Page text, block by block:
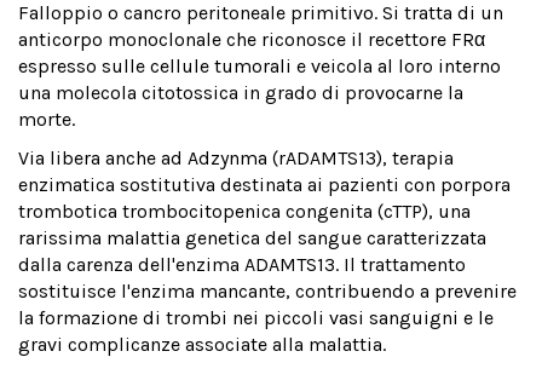
Falloppio o cancro peritoneale primitivo. Si tratta di un
anticorpo monoclonale che riconosce il recettore FRα
espresso sulle cellule tumorali e veicola al loro interno
una molecola citotossica in grado di provocarne la
morte.
Via libera anche ad Adzynma (rADAMTS13), terapia
enzimatica sostitutiva destinata ai pazienti con porpora
trombotica trombocitopenica congenita (cTTP), una
rarissima malattia genetica del sangue caratterizzata
dalla carenza dell'enzima ADAMTS13. Il trattamento
sostituisce l'enzima mancante, contribuendo a prevenire
la formazione di trombi nei piccoli vasi sanguigni e le
gravi complicanze associate alla malattia.